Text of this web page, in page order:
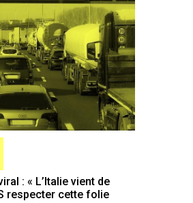
: « L’Italie vient de
respecter cette folie